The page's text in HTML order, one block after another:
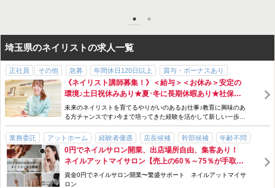
していきます！！
【よくあるご質問！】
Ｑ．登録するための費用はかかりますか？
Ａ．ご利用やご登録に関しての費用は一切かかりません。
まずは、お気軽にお問い合わせください。
Ｑ．独立しないかもしれないのですが、エントリーしても大丈夫です
か？
Ａ．もちろん大丈夫です。
ご説明を聞いていただいてから、ご判断いただければと思います。
埼玉県のネイリストの求人一覧
正社員 その他 急募 年間休日120日以上
賞与・ボーナスあり
講師・インストラクター
駅チカ 経験者優遇 未経験者歓迎
長期休暇あり
土日休みOK
ブランクOK 研修制度あり 年齢不問
勤務時間・曜日応相談
ノルマなし
社会保険完備 交通費支給 産休・育休制度あり
《ネイリスト講師募集！》＜給与＞＜お休み＞安定の
環境♪土日祝休みあり★夏･冬に長期休暇あり★社保完
備★講師は週に2日～ＯＫ♪＼20代の講師 多数活躍中
／
未来のネイリストを育てるやりがいのあるお仕事♪教育に興味のあ
る方チャンスです♪今まで培ってきた経験を活かして新しい一歩を
踏み出してみませんか？教員免許不問！！
業務委託 アットホーム 経験者優遇 店長候補 幹部候補
年齢不問
主婦・主夫歓迎
パパ・ママ在籍 髪型・髪色自由
服装自由
勤務時間・曜日応相談
急募
0円でネイルサロン開業、出店場所自由、集客あり！
ネイルアットマイサロン【売上の60％～75％が手取り
収入】自分だけのネイルサロン創り♪200店舗運営の確
かな実績。月報酬平均42万円、最高84万円★広告費支
資金0円でネイルサロン開業〜繁盛サポート ネイルアットマイサ
ロン